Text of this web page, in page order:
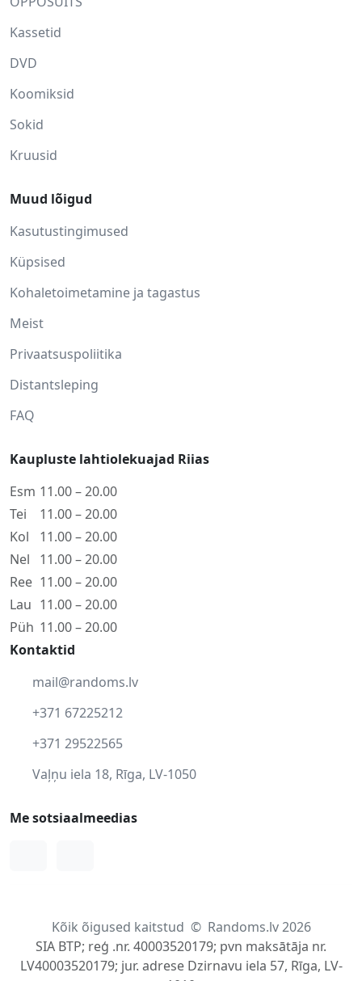
Kassetid
DVD
Koomiksid
Sokid
Kruusid
Muud lõigud
Kasutustingimused
Küpsised
Kohaletoimetamine ja tagastus
Meist
Privaatsuspoliitika
Distantsleping
FAQ
Kaupluste lahtiolekuajad Riias
Esm 11.00 – 20.00
Tei
11.00 – 20.00
Kol
11.00 – 20.00
Nel
11.00 – 20.00
Ree 11.00 – 20.00
Lau 11.00 – 20.00
Püh 11.00 – 20.00
Kontaktid
mail@randoms.lv
+371 67225212
+371 29522565
Vaļņu iela 18, Rīga, LV-1050
Me sotsiaalmeedias
Kõik õigused kaitstud © Randoms.lv 2026
SIA BTP; reģ .nr. 40003520179; pvn maksātāja nr.
LV40003520179; jur. adrese Dzirnavu iela 57, Rīga, LV-